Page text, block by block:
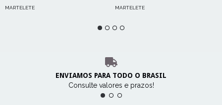
MARTELETE MARTELETE
ENVIAMOS PARA TODO O BRASIL
Consulte valores e prazos!